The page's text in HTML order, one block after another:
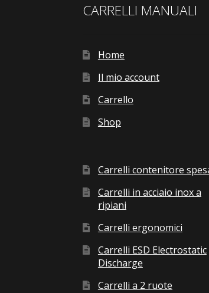
CARRELLI MANUALI
Home
Il mio account
Carrello
Shop
Carrelli contenitore
Carrelli in acciaio inox a
ripiani
Carrelli ergonomici
Carrelli ESD Electrostatic
Discharge
Carrelli a 2 ruote